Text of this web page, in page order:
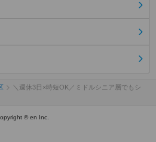
＼週休3日×時短OK／ミドルシニア層でもシ
© en Inc.